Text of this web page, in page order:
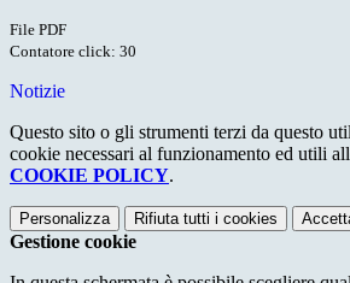
File PDF
Contatore click: 30
Notizie
Questo sito o gli strumenti terzi da questo
cookie necessari al funzionamento ed utili
COOKIE POLICY.
Personalizza Rifiuta tutti i cookies
Gestione cookie